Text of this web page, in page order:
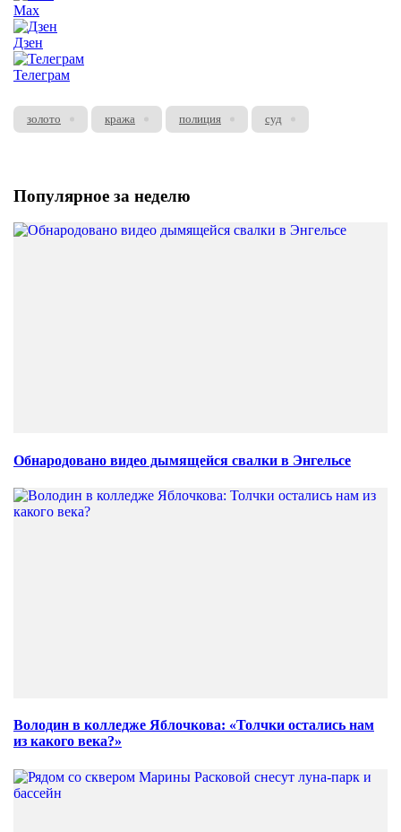
Max
Дзен
Телеграм
золото кража полиция суд
Популярное за неделю
Обнародовано видео дымящейся свалки в Энгельсе
Володин в колледже Яблочкова: «Толчки остались нам
из какого века?»